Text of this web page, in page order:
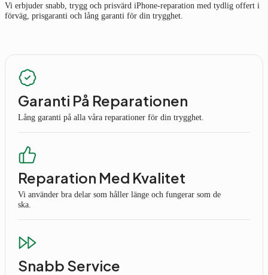
Vi erbjuder snabb, trygg och prisvärd iPhone-reparation med tydlig offert i
förväg, prisgaranti och lång garanti för din trygghet.
Garanti På Reparationen
Lång garanti på alla våra reparationer för din trygghet.
Reparation Med Kvalitet
Vi använder bra delar som håller länge och fungerar som de
ska.
Snabb Service